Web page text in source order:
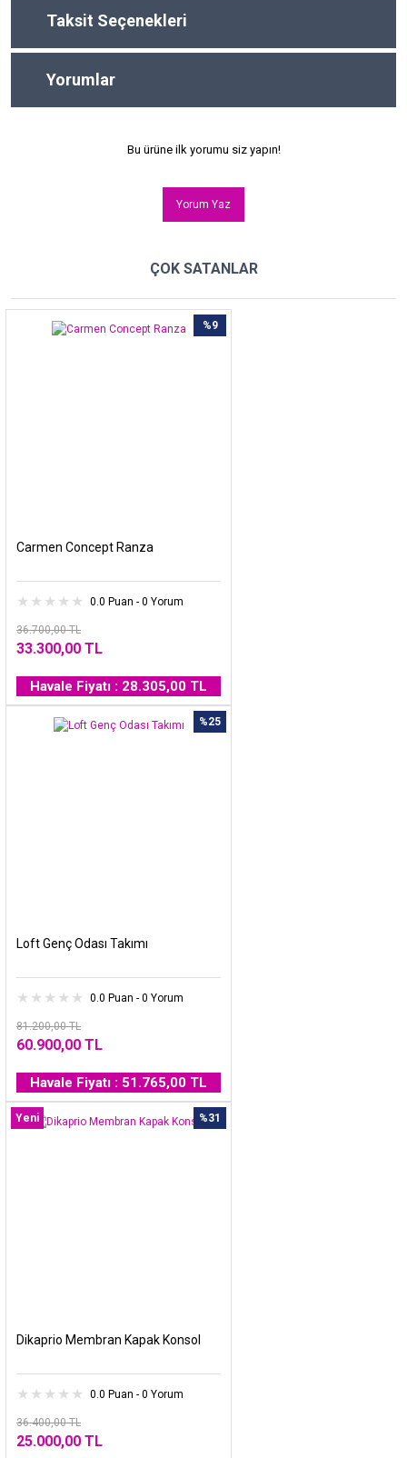
Taksit Seçenekleri
Yorumlar
Bu ürüne ilk yorumu siz yapın!
Yorum Yaz
ÇOK SATANLAR
%9
Carmen Concept Ranza
0.0 Puan - 0 Yorum
36.700,00 TL
33.300,00 TL
Havale Fiyatı : 28.305,00 TL
%25
Loft Genç Odası Takımı
0.0 Puan - 0 Yorum
81.200,00 TL
60.900,00 TL
Havale Fiyatı : 51.765,00 TL
%31
Yeni
Dikaprio Membran Kapak Konsol
0.0 Puan - 0 Yorum
36.400,00 TL
25.000,00 TL